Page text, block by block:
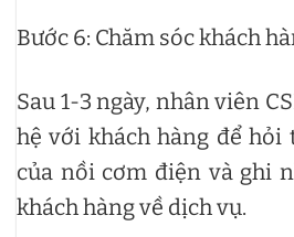
Bước 6: Chăm sóc khách
Sau 1-3 ngày, nhân viên
hệ với khách hàng để
của nồi cơm điện và ghi
khách hàng về dịch vụ.